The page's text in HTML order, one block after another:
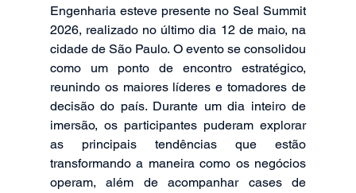
Engenharia esteve presente no Seal Summit
2026, realizado no último dia 12 de maio, na
cidade de São Paulo. O evento se consolidou
como um ponto de encontro estratégico,
reunindo os maiores líderes e tomadores de
decisão do país. Durante um dia inteiro de
imersão, os participantes puderam explorar
as principais tendências que estão
transformando a maneira como os negócios
operam, além de acompanhar cases de